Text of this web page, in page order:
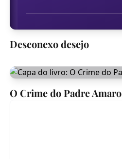
Desconexo desejo
O Crime do Padre Amaro